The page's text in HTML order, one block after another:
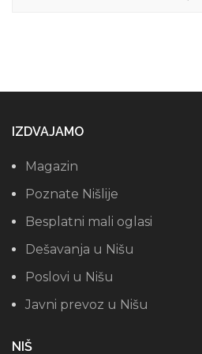
IZDVAJAMO
Magazin
Poznate Nišlije
Besplatni mali oglasi
Dešavanja u Nišu
Poslovi u Nišu
Javni prevoz u Nišu
NIŠ